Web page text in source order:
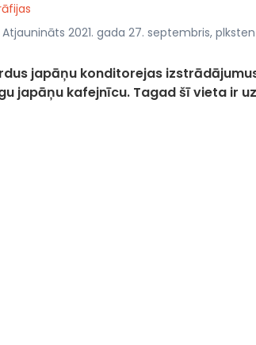
2021. gada 27. septembris, plksten
japāņu konditorejas
japāņu kafejnīcu. Tagad šī vieta ir uz